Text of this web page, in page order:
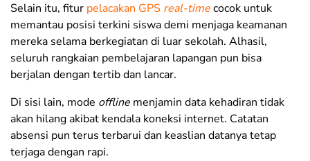
Selain itu, fitur pelacakan GPS real-timecocok untuk
memantau posisi terkini siswa demi menjaga keamanan
mereka selama berkegiatan di luar sekolah. Alhasil,
seluruh rangkaian pembelajaran lapangan pun bisa
berjalan dengan tertib dan lancar.
Di sisi lain, mode offline menjamin data kehadiran tidak
akan hilang akibat kendala koneksi internet. Catatan
absensi pun terus terbarui dan keaslian datanya tetap
terjaga dengan rapi.